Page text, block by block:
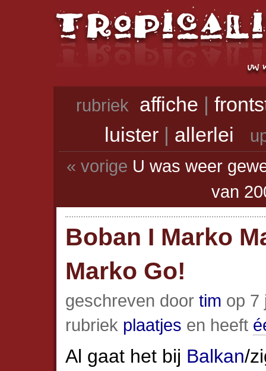
rubriek affiche |
luister| allerlei
« vorige U was weer
van
Boban I Marko
Marko Go!
geschreven door tim op 7
rubriek plaatjes en heeft
Al gaat het bij Balkan/